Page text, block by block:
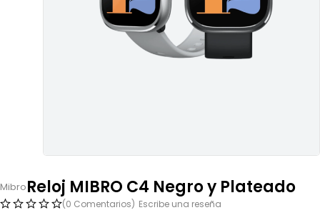
MibroReloj MIBRO C4 Negro y Plateado
(0 Comentarios) Escribe una reseña